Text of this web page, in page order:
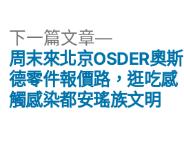
下一篇文章
下
一
篇
文
周末來北京OSDER奧斯
德零件報價路，逛吃感
觸感染都安瑤族文明